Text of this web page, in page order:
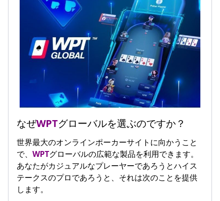
なぜWPTグローバルを選ぶのですか？
世界最大のオンラインポーカーサイトに向かうこと
で、 WPTグローバルの広範な製品を利用できます。
あなたがカジュアルなプレーヤーであろうとハイス
テークスのプロであろうと、それは次のことを提供
します。